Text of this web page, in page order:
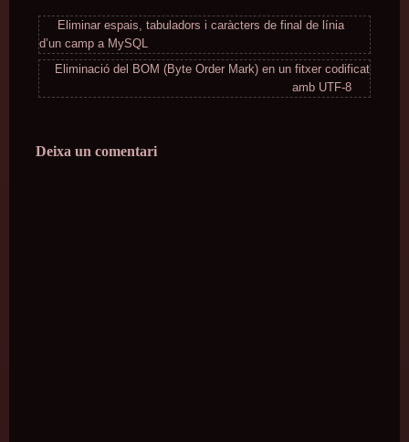
Eliminar espais, tabuladors i caràcters de final de línia
d’un camp a MySQL
Eliminació del BOM (Byte Order Mark) en un fitxer codificat
amb UTF-8
Deixa un comentari